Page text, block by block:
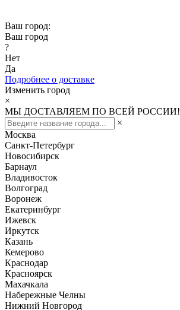
Ваш город:
Ваш город
?
Нет
Да
Подробнее о доставке
Изменить город
×
МЫ ДОСТАВЛЯЕМ ПО ВСЕЙ РОССИИ!
×
Москва
Санкт-Петербург
Новосибирск
Барнаул
Владивосток
Волгоград
Воронеж
Екатеринбург
Ижевск
Иркутск
Казань
Кемерово
Краснодар
Красноярск
Махачкала
Набережные Челны
Нижний Новгород